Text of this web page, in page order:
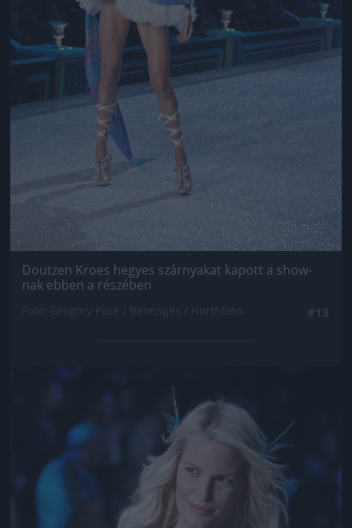
Doutzen Kroes hegyes szárnyakat kapott a show-
nak ebben a részében
Jön még kép!